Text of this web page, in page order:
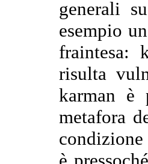
generali
esempio
fraintesa:
risulta
karman è
metafora